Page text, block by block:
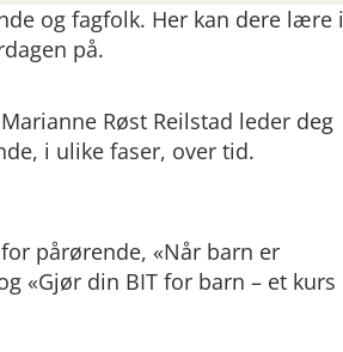
og fagfolk. Her kan dere lære i
på.
Røst Reilstad leder deg
i ulike faser, over tid.
pårørende, «Når barn er
«Gjør din BIT for barn – et kurs